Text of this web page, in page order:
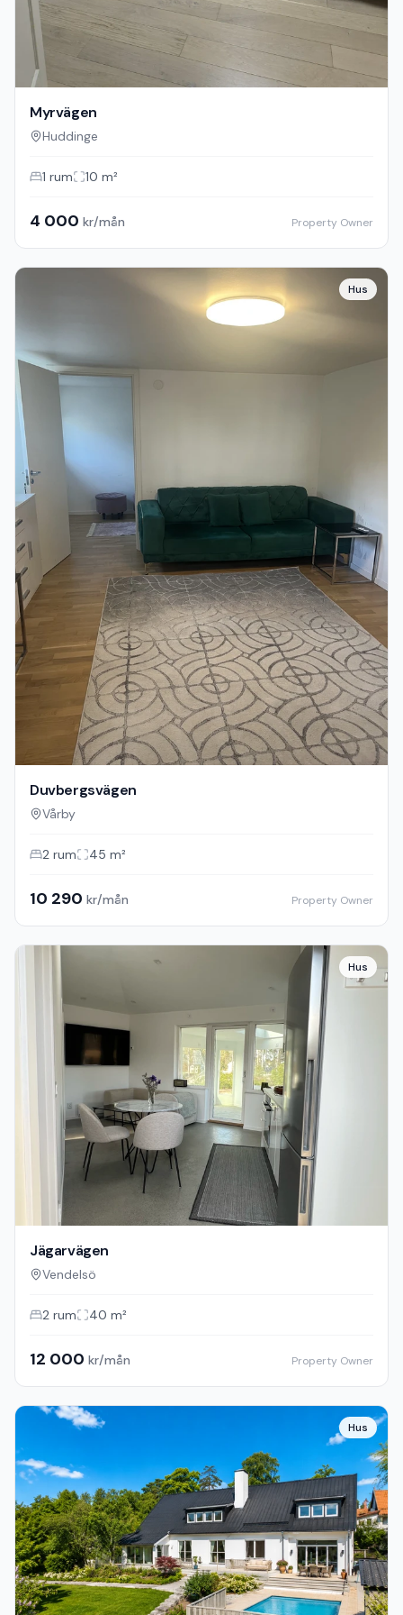
Myrvägen
Huddinge
1 rum 10 m²
4 000 kr/mån Property Owner
Hus
Duvbergsvägen
Vårby
2 rum 45 m²
10 290 kr/mån Property Owner
Hus
Jägarvägen
Vendelsö
2 rum 40 m²
12 000 kr/mån Property Owner
Hus